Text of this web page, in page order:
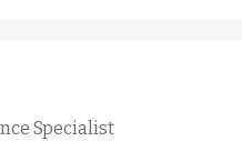
Specialist